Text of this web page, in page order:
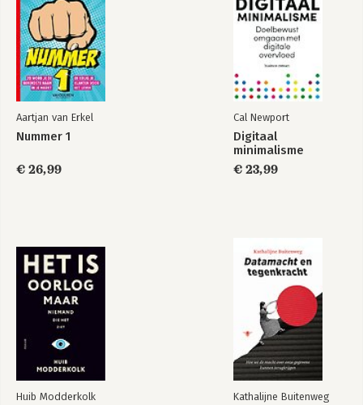
Aartjan van Erkel
Nummer 1
€ 26,99
Cal Newport
Digitaal
minimalisme
€ 23,99
Huib Modderkolk Kathalijne Buitenweg